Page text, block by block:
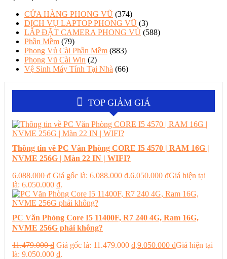
CỬA HÀNG PHONG VŨ (374)
DỊCH VỤ LAPTOP PHONG VŨ (3)
LẮP ĐẶT CAMERA PHONG VỦ (588)
Phần Mềm (79)
Phong Vủ Cài Phần Mềm (883)
Phong Vũ Cài Win (2)
Vệ Sinh Máy Tính Tại Nhà (66)
TOP GIẢM GIÁ
Thông tin về PC Văn Phòng CORE I5 4570 | RAM 16G |
NVME 256G | Màn 22 IN | WIFI?
6.088.000₫ Giá gốc là: 6.088.000 ₫.6.050.000 ₫Giá hiện tại
là: 6.050.000 ₫.
PC Văn Phòng Core I5 11400F, R7 240 4G, Ram 16G,
NVME 256G phải không?
11.479.000₫ Giá gốc là: 11.479.000 ₫.9.050.000 ₫Giá hiện tại
là: 9.050.000 ₫.